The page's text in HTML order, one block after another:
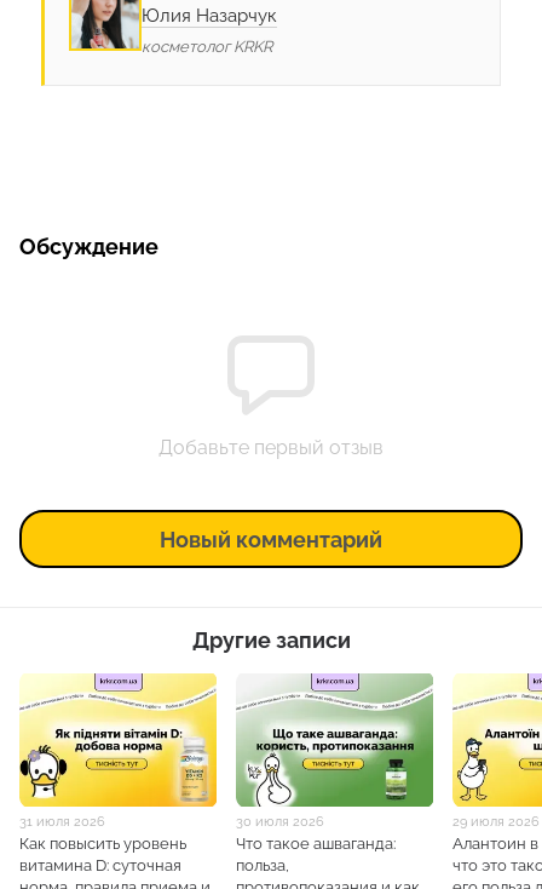
Юлия Назарчук
косметолог KRKR
Обсуждение
Добавьте первый отзыв
Новый комментарий
Другие записи
31 июля 2026
Как повысить уровень
витамина D: суточная
30 июля 2026
Что такое ашваганда:
польза,
29 июля 2026
Алантоин
что это